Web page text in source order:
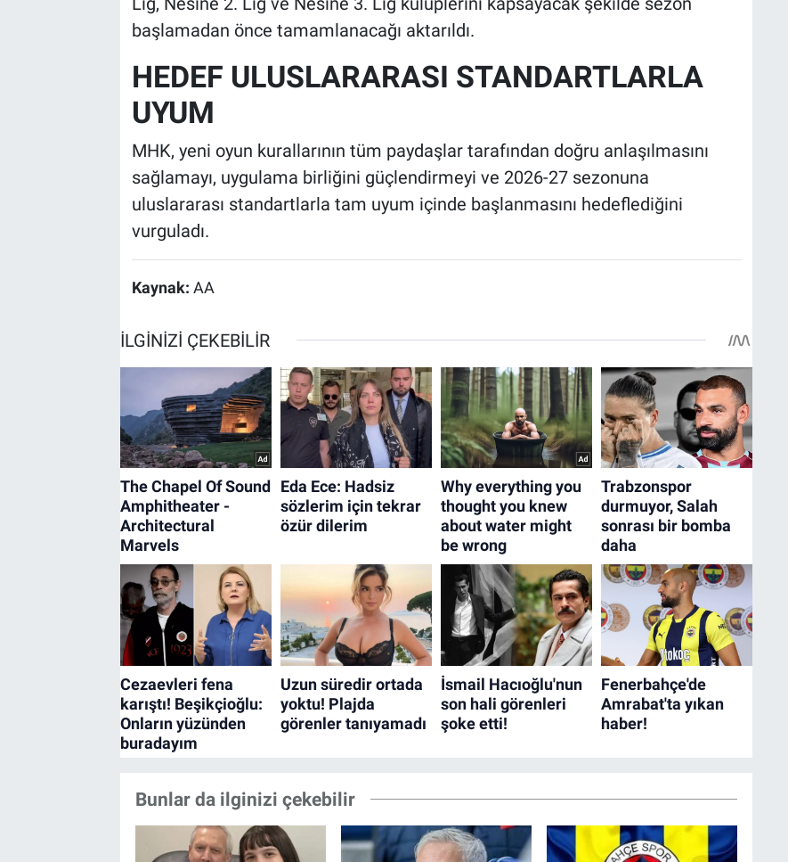
başlamadan önce tamamlanacağı aktarıldı.
HEDEF ULUSLARARASI STANDARTLARLA
UYUM
MHK, yeni oyun kurallarının tüm paydaşlar tarafından doğru anlaşılmasını
sağlamayı, uygulama birliğini güçlendirmeyi ve 2026-27 sezonuna
uluslararası standartlarla tam uyum içinde başlanmasını hedeflediğini
vurguladı.
Kaynak: AA
Bunlar da ilginizi çekebilir